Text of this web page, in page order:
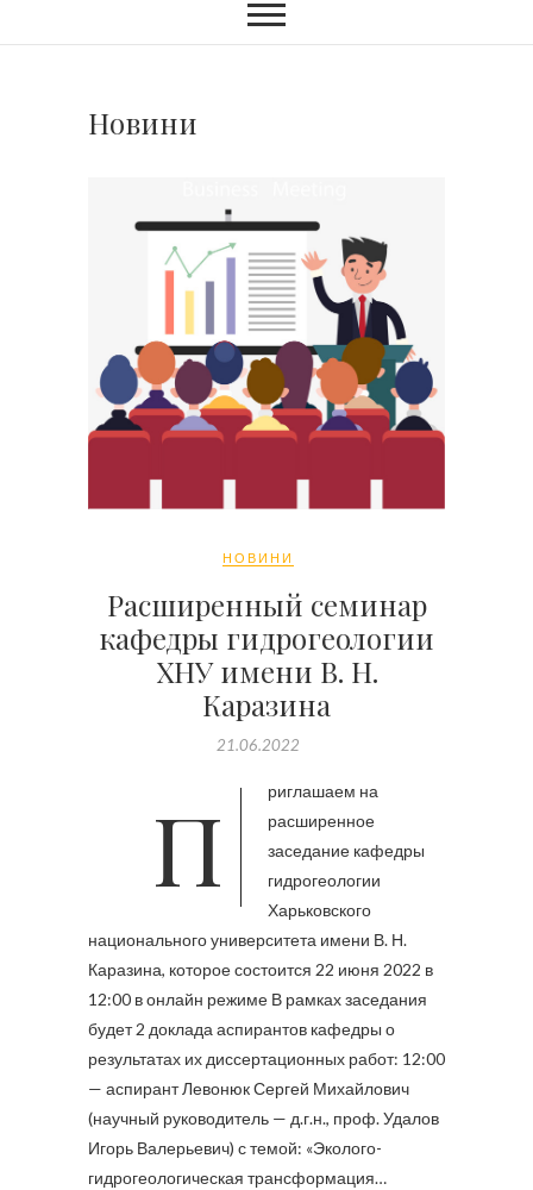
Новини
НОВИНИ
Расширенный семинар
кафедры гидрогеологии
ХНУ имени В. Н.
Каразина
21.06.2022
Приглашаем на
расширенное
заседание кафедры
гидрогеологии
Харьковского
национального университета имени В. Н.
Каразина, которое состоится 22 июня 2022 в
12:00 в онлайн режиме В рамках заседания
будет 2 доклада аспирантов кафедры о
результатах их диссертационных работ: 12:00
— аспирант Левонюк Сергей Михайлович
(научный руководитель — д.г.н., проф. Удалов
Игорь Валерьевич) с темой: «Эколого-
гидрогеологическая трансформация…